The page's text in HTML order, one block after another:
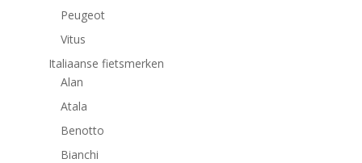
Peugeot
Vitus
Italiaanse fietsmerken
Alan
Atala
Benotto
Bianchi